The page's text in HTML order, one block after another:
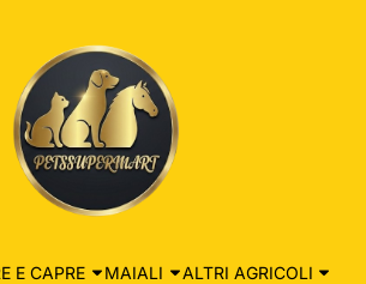
E CAPRE MAIALI ALTRI AGRICOLI